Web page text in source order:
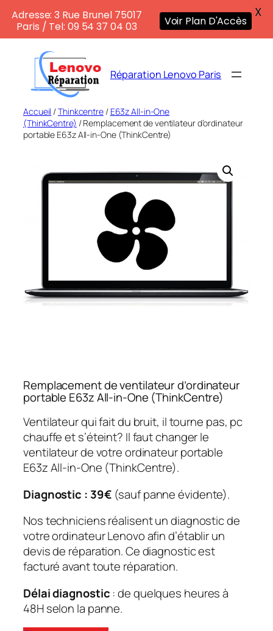
contenu
Réparation Lenovo Paris
Accueil /Thinkcentre/ E63z All-in-One
(ThinkCentre) / Remplacement de ventilateur d’ordinateur
portable E63z All-in-One (ThinkCentre)
Remplacement de ventilateur d’ordinateur
portable E63z All-in-One (ThinkCentre)
Ventilateur qui fait du bruit, il tourne pas, pc
chauffe et s’éteint? Il faut changer le
ventilateur de votre ordinateur portable
E63z All-in-One (ThinkCentre).
Diagnostic : 39€ (sauf panne évidente).
Nos techniciens réalisent un diagnostic de
votre ordinateur Lenovo afin d’établir un
devis de réparation. Ce diagnostic est
facturé avant toute réparation.
Délai diagnostic : de quelques heures à
48H selon la panne.
Adresse: 3 Rue Brunel 75017
Paris / Tel: 09 54 37 04 03
Voir Plan D'Accès
X